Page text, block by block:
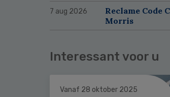
7 aug 2026
Reclame Code
Morris
Interessant voor u
Vanaf 28 oktober 2025